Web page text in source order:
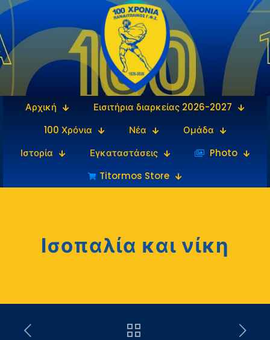
Αρχική
Εισιτήρια διαρκείας 2026-2027
100 Χρόνια
Νέα
Ομάδα
Ιστορία
Εγκαταστάσεις
‎‏‏‎ ‎Photo
Titormos Store
Ισοπαλία και νίκη